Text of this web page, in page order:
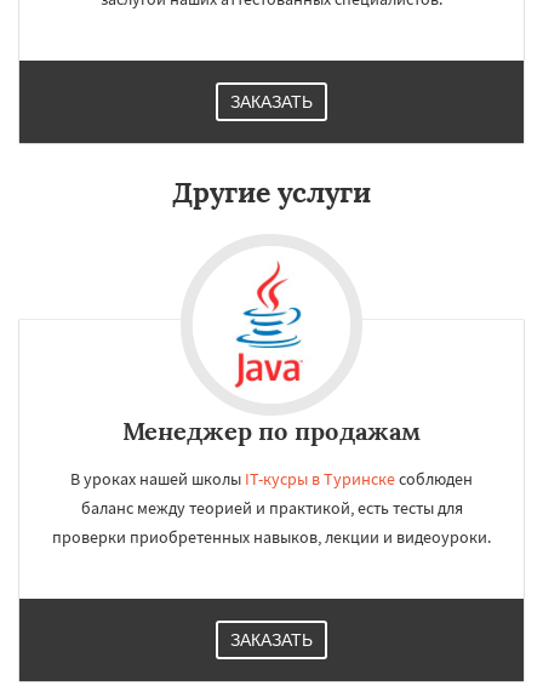
ЗАКАЗАТЬ
Другие услуги
Менеджер по продажам
В уроках нашей школы IT-кусры в Туринскесоблюден
баланс между теорией и практикой, есть тесты для
проверки приобретенных навыков, лекции и видеоуроки.
ЗАКАЗАТЬ